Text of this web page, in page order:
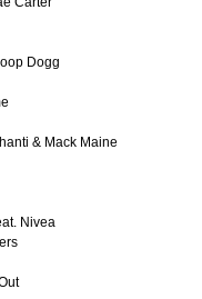
Dogg
& Mack Maine
Nivea